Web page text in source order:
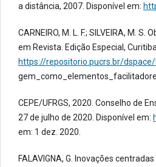
a distância, 2007. Disponível em:
CARNEIRO, M. L. F.; SILVEIRA, M.
em Revista. Edição Especial,
https://repositorio.pucrs.br/
CEPE/UFRGS, 2020. Conselho de
27 de julho de 2020. Disponível em:
em: 1 dez. 2020.
FALAVIGNA, G. Inovações